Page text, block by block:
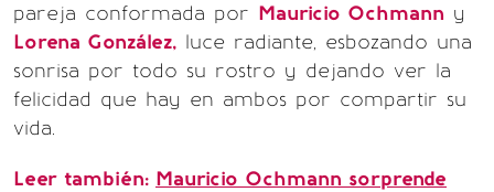
pareja conformada por Mauricio Ochmann y
Lorena González, luce radiante, esbozando una
sonrisa por todo su rostro y dejando ver la
felicidad que hay en ambos por compartir su
vida.
Leer también: Mauricio Ochmann sorprende